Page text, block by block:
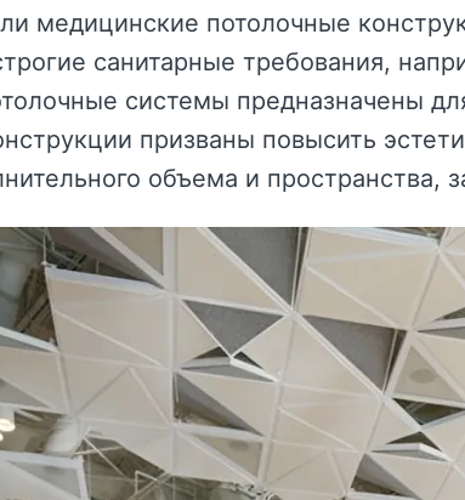
медицинские потолочные
санитарные требования,
системы предназначены
призваны повысить
объема и пространства,